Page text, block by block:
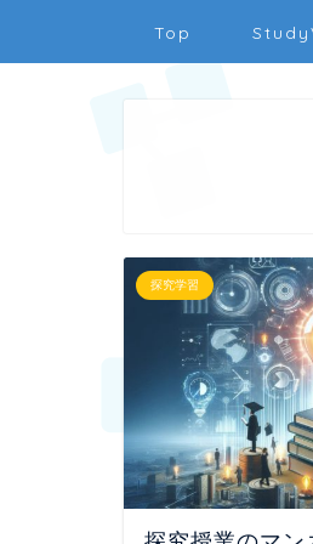
Top
探究学習